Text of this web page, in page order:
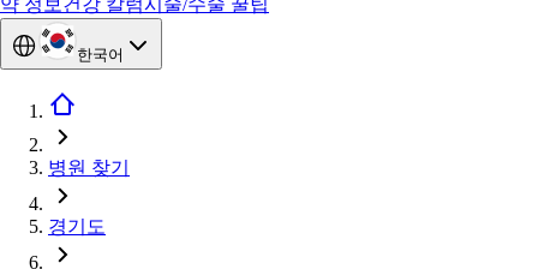
약 정보 건강 칼럼시술/수술 꿀팁
한국어
병원 찾기
경기도